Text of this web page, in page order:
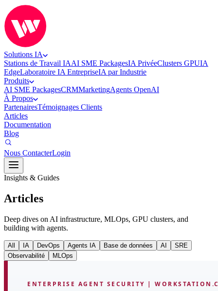
Solutions IA
Stations de Travail IAAI SME PackagesIA PrivéeClusters GPUIA
EdgeLaboratoire IA EntrepriseIA par Industrie
Produits
AI SME PackagesCRMMarketingAgents OpenAI
À Propos
PartenairesTémoignages Clients
Articles
Documentation
Blog
Nous ContacterLogin
Insights & Guides
Articles
Deep dives on AI infrastructure, MLOps, GPU clusters, and
building with agents.
All IA DevOps Agents IA Base de données AI
SRE
Observabilité
MLOps